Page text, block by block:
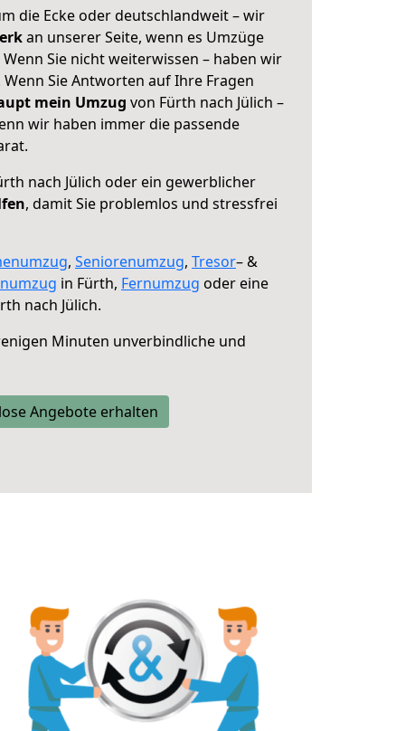
die Ecke oder deutschlandweit – wir
an unserer Seite, wenn es Umzüge
Sie nicht weiterwissen – haben wir
Sie Antworten auf Ihre Fragen
mein Umzug von Fürth nach Jülich –
wir haben immer die passende
nach Jülich oder ein gewerblicher
, damit Sie problemlos und stressfrei
, Seniorenumzug, Tresor– &
in Fürth, Fernumzug oder eine
nach Jülich.
Minuten unverbindliche und
Angebote erhalten